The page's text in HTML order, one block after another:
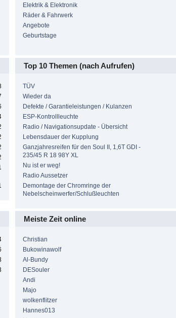
Elektrik & Elektronik
Räder & Fahrwerk
Angebote
Geburtstage
Top 10 Themen (nach Aufrufen)
TÜV
Wieder da
Defekte / Garantieleistungen / Kulanzen
ESP-Kontrollleuchte
Radio / Navigationsupdate - Übersicht
Lebensdauer der Kupplung
Ganzjahresreifen für den Soul II, 1,6T GDI -
235/45 R 18 98Y XL
Nu ist er weg!
Radio Aussetzer
Demontage der Chromringe der
Nebelscheinwerfer/Schlußleuchten
Meiste Zeit online
Christian
Bukowinawolf
Al-Bundy
DESouler
Andi
Majo
wolkenflitzer
Hannes013